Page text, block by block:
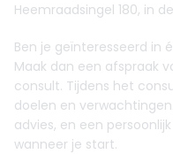
Heemraadsingel 180, in
Ben je geïnteresseerd in
Maak dan een afspraak
consult. Tijdens het
doelen en
advies, en een
wanneer je start.